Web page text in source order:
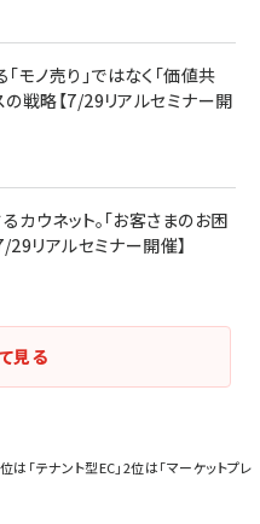
「テナント型EC」2位は「マーケットプレ
モノ売り」ではなく「価値共
戦略【7/29リアルセミナー開
ウネット。「お客さまのお困
29リアルセミナー開催】
見る